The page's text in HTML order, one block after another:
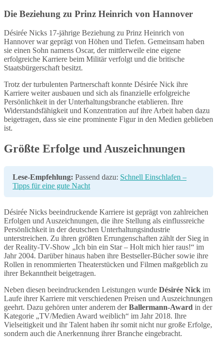
Die Beziehung zu Prinz Heinrich von Hannover
Désirée Nicks 17-jährige Beziehung zu Prinz Heinrich von
Hannover war geprägt von Höhen und Tiefen. Gemeinsam haben
sie einen Sohn namens Oscar, der mittlerweile eine eigene
erfolgreiche Karriere beim Militär verfolgt und die britische
Staatsbürgerschaft besitzt.
Trotz der turbulenten Partnerschaft konnte Désirée Nick ihre
Karriere weiter ausbauen und sich als finanzielle erfolgreiche
Persönlichkeit in der Unterhaltungsbranche etablieren. Ihre
Widerstandsfähigkeit und Konzentration auf ihre Arbeit haben dazu
beigetragen, dass sie eine prominente Figur in den Medien geblieben
ist.
Größte Erfolge und Auszeichnungen
Lese-Empfehlung: Passend dazu: Schnell Einschlafen –
Tipps für eine gute Nacht
Désirée Nicks beeindruckende Karriere ist geprägt von zahlreichen
Erfolgen und Auszeichnungen, die ihre Stellung als einflussreiche
Persönlichkeit in der deutschen Unterhaltungsindustrie
unterstreichen. Zu ihren größten Errungenschaften zählt der Sieg in
der Reality-TV-Show „Ich bin ein Star – Holt mich hier raus!“ im
Jahr 2004. Darüber hinaus haben ihre Bestseller-Bücher sowie ihre
Rollen in renommierten Theaterstücken und Filmen maßgeblich zu
ihrer Bekanntheit beigetragen.
Neben diesen beeindruckenden Leistungen wurde Désirée Nick im
Laufe ihrer Karriere mit verschiedenen Preisen und Auszeichnungen
geehrt. Dazu gehören unter anderem derBallermann-Award in der
Kategorie „TV/Medien Award weiblich“ im Jahr 2018. Ihre
Vielseitigkeit und ihr Talent haben ihr somit nicht nur große Erfolge,
sondern auch die Anerkennung ihrer Branche eingebracht.